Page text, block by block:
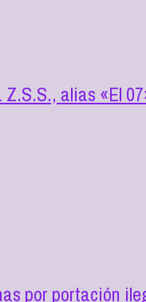
alias «El
por portación